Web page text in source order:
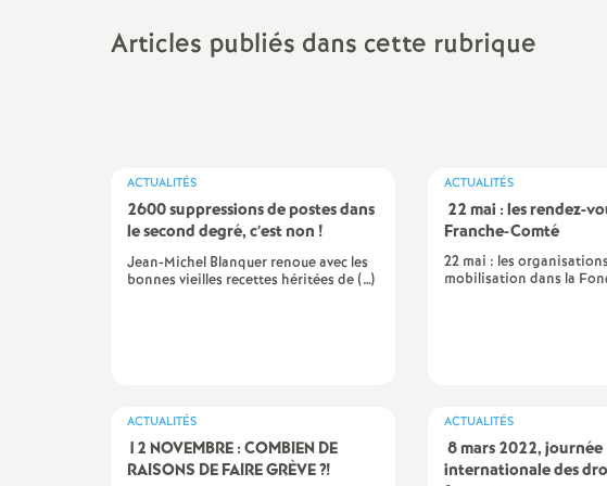
a
o
d
Action sociale
Actualité culturelle et
Mutations
Articles publiés dans cette rubrique
ACTUALITÉS
2600 suppressions de postes dans
le second degré, c’est non !
Jean-Michel Blanquer renoue avec les
bonnes vieilles recettes héritées de (…)
ACTUALITÉS
22 mai : les rendez-
Franche-Comté
22 mai : les
mobilisation dans la
ACTUALITÉS
12 NOVEMBRE : COMBIEN DE
RAISONS DE FAIRE GRÈVE?!
ACTUALITÉS
8 mars 2022, journée
internationale des